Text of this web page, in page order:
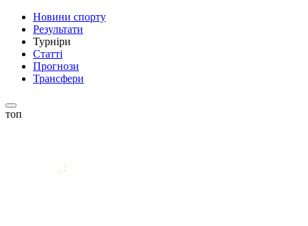
Новини спорту
Результати
Турніри
Статті
Прогнози
Трансфери
топ